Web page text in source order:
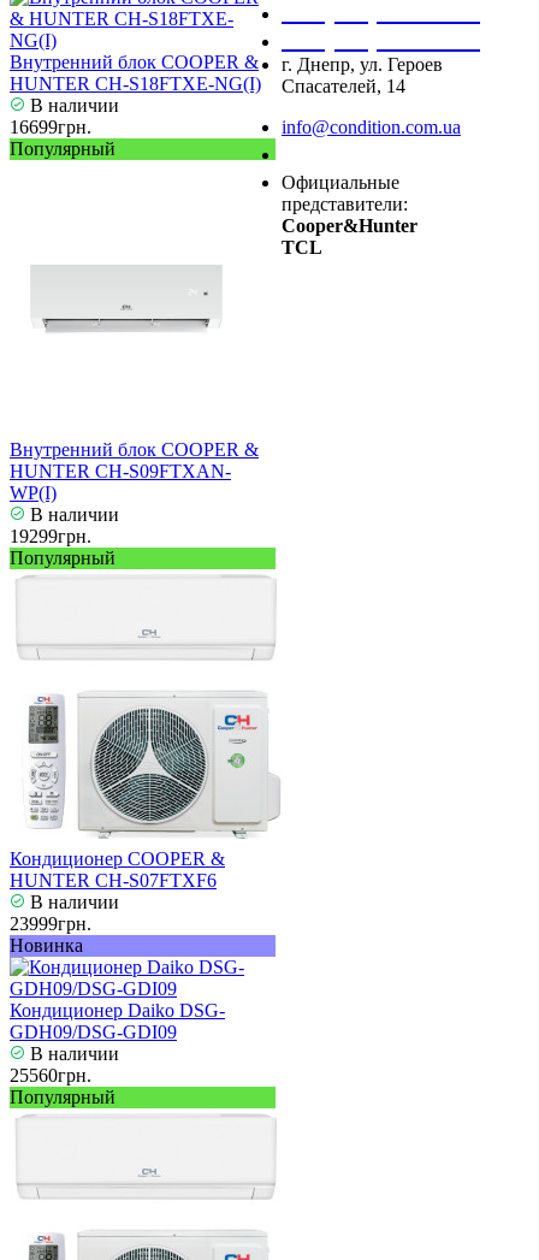
Внутренний блок COOPER &
HUNTER CH-S18FTXE-NG(I)
В наличии
16699грн.
Популярный
Внутренний блок COOPER &
HUNTER CH-S09FTXAN-
WP(I)
В наличии
19299грн.
Популярный
Кондиционер COOPER &
HUNTER CH-S07FTXF6
В наличии
23999грн.
Новинка
Кондиционер Daiko DSG-
GDH09/DSG-GDI09
В наличии
25560грн.
Популярный
г. Днепр, ул. Героев
Спасателей, 14
info@condition.com.ua
Официальные
представители:
Cooper&Hunter
TCL